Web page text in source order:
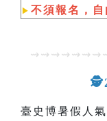
▶︎ 不須報名，
臺史博暑假人